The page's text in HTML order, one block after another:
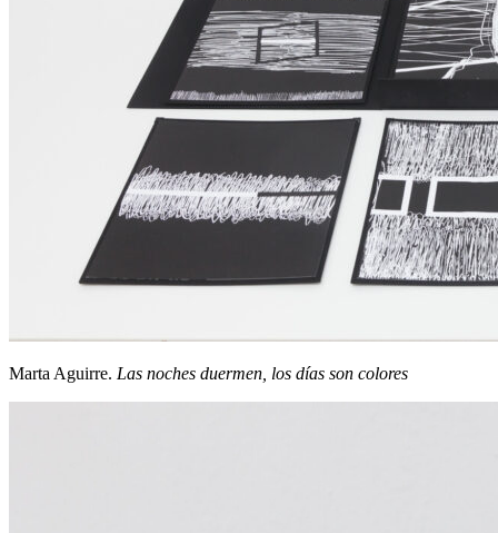
Marta Aguirre. Las noches duermen, los días son colores